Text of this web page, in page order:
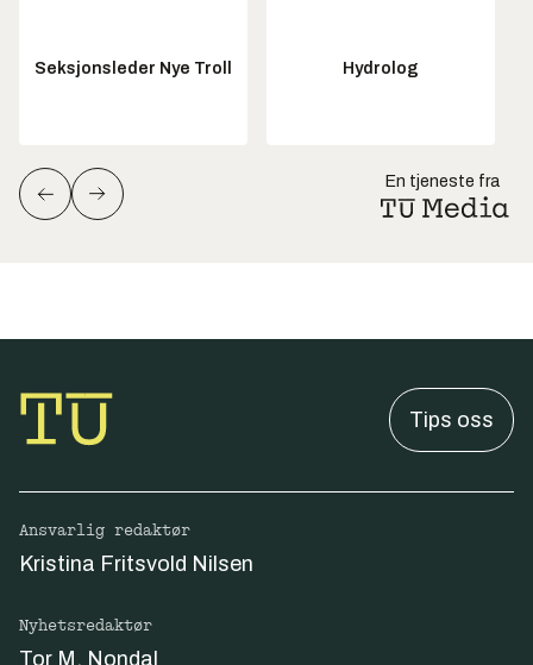
Seksjonsleder Nye Troll Hydrolog
En tjeneste fra
Tips oss
Ansvarlig redaktør
Kristina Fritsvold Nilsen
Nyhetsredaktør
Tor M. Nondal